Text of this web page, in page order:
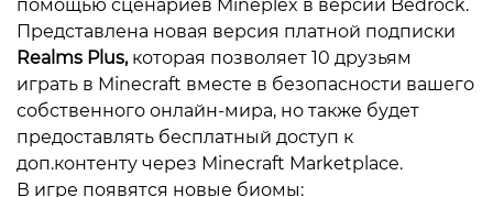
помощью сценариев Mineplex в версии Bedrock.
Представлена новая версия платной подписки
Realms Plus, которая позволяет 10 друзьям
играть в Minecraft вместе в безопасности вашего
собственного онлайн-мира, но также будет
предоставлять бесплатный доступ к
доп.контенту через Minecraft Marketplace.
В игре появятся новые биомы: